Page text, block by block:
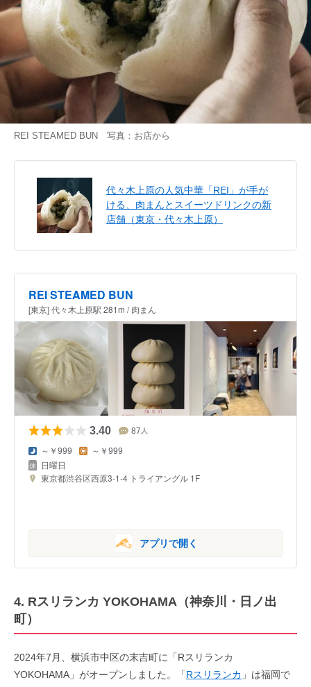
REI STEAMED BUN 写真：お店から
代々木上原の人気中華「REI」が手が
ける、肉まんとスイーツドリンクの新
店舗（東京・代々木上原）
REI STEAMED BUN
[東京] 代々木上原駅 281m / 肉まん
3.40 87 人
～￥999 ～￥999
日曜日
東京都渋谷区西原3-1-4 トライアングル 1F
アプリで開く
4. Rスリランカ YOKOHAMA（神奈川・日ノ出
町）
2024年7月、横浜市中区の末吉町に「Rスリランカ
YOKOHAMA」がオープンしました。「Rスリランカ 」は福岡で